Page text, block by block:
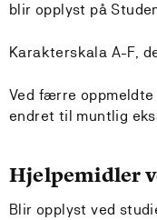
blir opplyst på
Karakterskala A-F,
Ved færre
endret til muntlig
Hjelpemidler
Blir opplyst ved